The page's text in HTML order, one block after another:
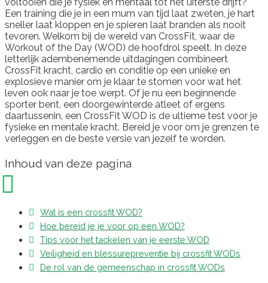
Een training die je in een mum van tijd laat zweten, je hart
sneller laat kloppen en je spieren laat branden als nooit
tevoren. Welkom bij de wereld van CrossFit, waar de
Workout of the Day (WOD) de hoofdrol speelt. In deze
letterlijk adembenemende uitdagingen combineert
CrossFit kracht, cardio en conditie op een unieke en
explosieve manier om je klaar te stomen voor wat het
leven ook naar je toe werpt. Of je nu een beginnende
sporter bent, een doorgewinterde atleet of ergens
daartussenin, een CrossFit WOD is de ultieme test voor je
fysieke en mentale kracht. Bereid je voor om je grenzen te
verleggen en de beste versie van jezelf te worden.
Inhoud van deze pagina
Wat is een crossfit WOD?
Hoe bereid je je voor op een WOD?
Tips voor het tackelen van je eerste WOD
Veiligheid en blessurepreventie bij crossfit WODs
De rol van de gemeenschap in crossfit WODs